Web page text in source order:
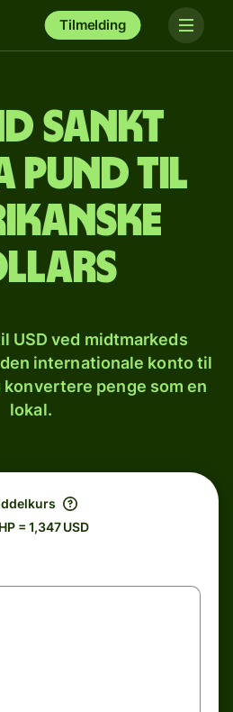
Tilmelding
sankt
pund til
USD ved midtmarkeds
internationale konto til
penge som en
lokal.
= 1,347 USD